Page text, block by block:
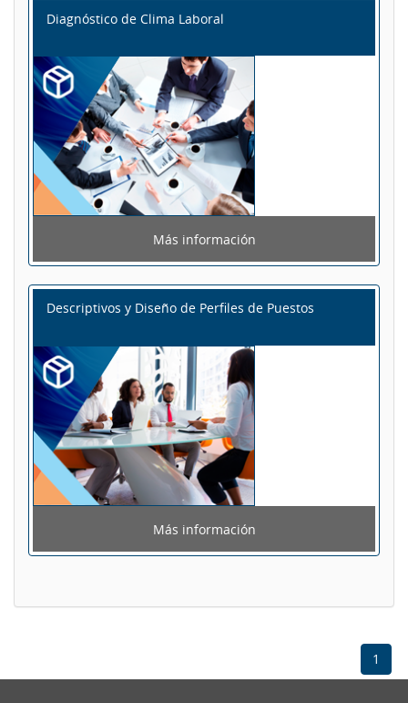
Diagnóstico de Clima Laboral
Más información
Descriptivos y Diseño de Perfiles de Puestos
Más información
1